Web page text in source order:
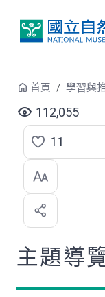
首頁 學習與
112,055
點
選
喜
歡
11
主題導